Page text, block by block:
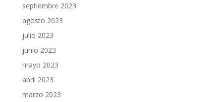
septiembre 2023
agosto 2023
julio 2023
junio 2023
mayo 2023
abril 2023
marzo 2023